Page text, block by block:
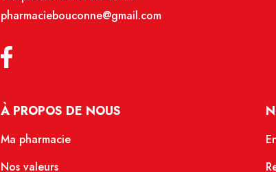
pharmaciebouconne@gmail.com
À PROPOS DE NOUS
Ma pharmacie
Nos valeurs